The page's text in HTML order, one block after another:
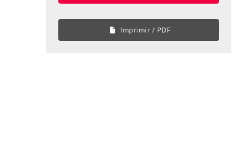
Imprimir / PDF